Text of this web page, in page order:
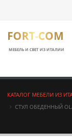
FORT-COM
МЕБЕЛЬ И СВЕТ ИЗ ИТАЛИИ
КАТАЛОГ МЕБЕЛИ ИЗ
СТУЛ ОБЕДЕННЫЙ